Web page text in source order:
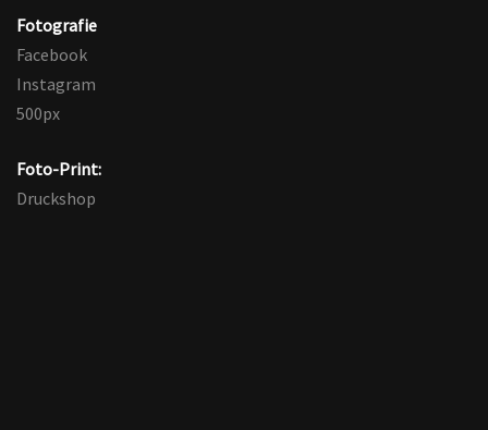
Fotografie
Facebook
Instagram
500px
Foto-Print:
Druckshop